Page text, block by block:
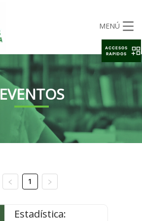
MENÚ
EVENTOS
1
Estadística:
ACCESOS
RAPIDOS